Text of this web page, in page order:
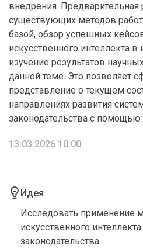
внедрения. Предварительная
существующих методов
базой, обзор успешных
искусственного интеллекта
изучение результатов
данной теме. Это позволяет
представление о текущем
направлениях развития
законодательства с
13.03.2026 10:00
Идея
Исследовать применение
искусственного
законодательства.